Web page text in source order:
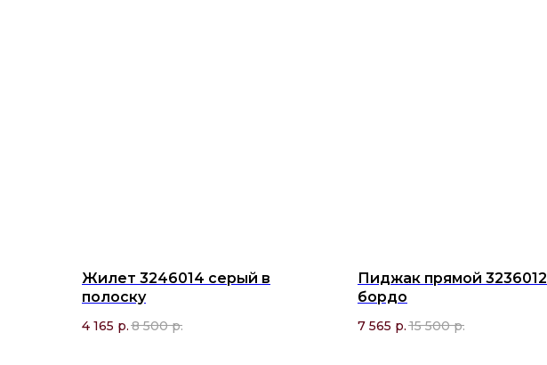
Жилет 3246014 серый в
полоску
4 165 р. 8 500 р.
Пиджак прямой 3236012
бордо
7 565 р. 15 500 р.